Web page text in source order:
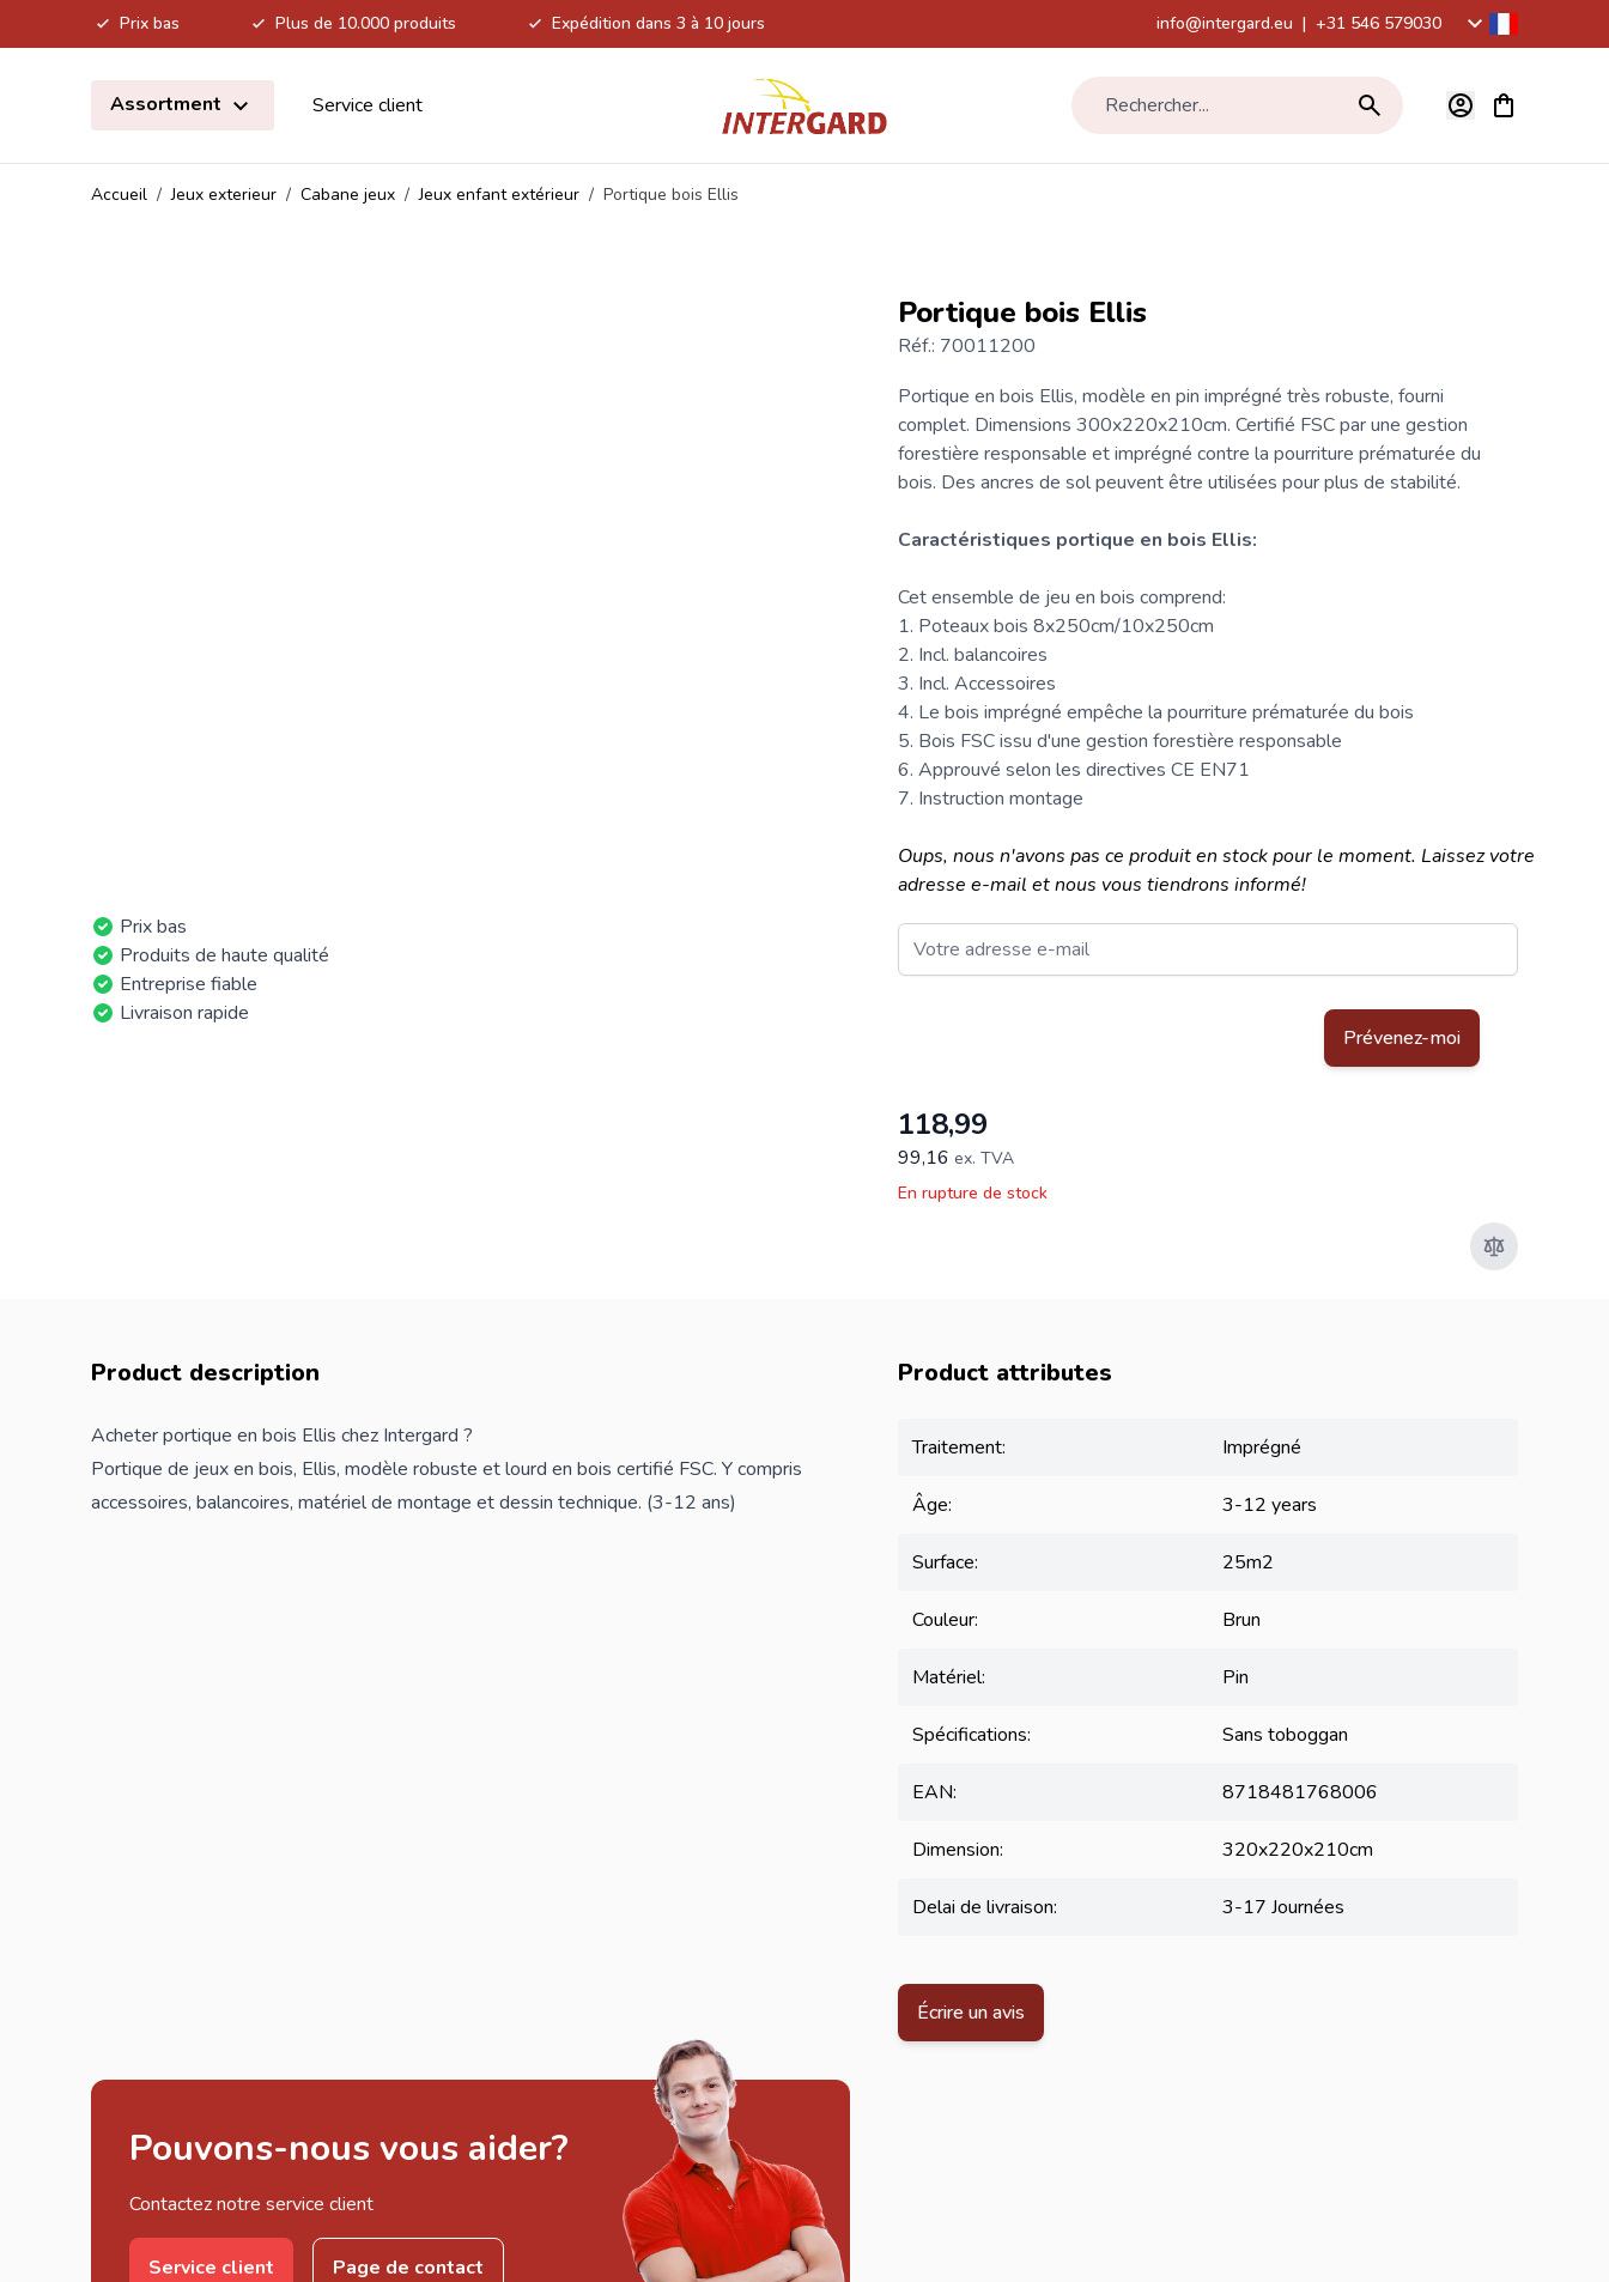
Prix bas Plus de 10.000 produits Expédition dans 3 à 10 jours info@intergard.eu | +31 546 579030
Assortment
Service client Rechercher... Voir le
Accueil / Jeux exterieur / Cabane jeux / Jeux enfant extérieur / Portique bois Ellis
Prix bas
Produits de haute qualité
Entreprise fiable
Livraison rapide
Portique bois Ellis
Réf.: 70011200
Portique en bois Ellis, modèle en pin imprégné très robuste, fourni
complet. Dimensions 300x220x210cm. Certifié FSC par une gestion
forestière responsable et imprégné contre la pourriture prématurée du
bois. Des ancres de sol peuvent être utilisées pour plus de stabilité.
Caractéristiques portique en bois Ellis:
Cet ensemble de jeu en bois comprend:
1. Poteauxbois 8x250cm/10x250cm
2. Incl. balancoires
3. Incl. Accessoires
4. Le bois imprégné empêche la pourriture prématurée du bois
5. Bois FSCissu d'une gestion forestière responsable
6. Approuvé selon les directives CE EN71
7. Instruction montage
Oups, nous n'avons pas ce produit en stock pour le moment. Laissez votre
adresse e-mail et nous vous tiendrons informé!
Email
Politique de confidentialité de Google
Prévenez-moi
118,99
99,16 ex. TVA
En rupture de stock
Product description
Acheter portique en bois Ellis chez Intergard ?
Portique de jeuxen bois, Ellis, modèle robuste et lourd en bois certifié FSC. Y compris
accessoires, balancoires, matériel de montage et dessin technique. (3-12 ans)
Product attributes
Traitement: Imprégné
Âge: 3-12 years
Surface: 25m2
Couleur: Brun
Matériel: Pin
Spécifications: Sans toboggan
EAN: 8718481768006
Dimension: 320x220x210cm
Delai de livraison: 3-17 Journées
Pouvons-nous vous aider?
Contactez notre service client
Service client Page de contact
Écrire un avis